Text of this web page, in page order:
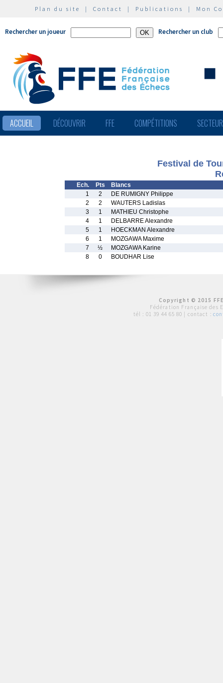
Plan du site | Contact | Publications | Mon
Rechercher un joueur Rechercher un club
ACCUEIL DÉCOUVRIR FFE COMPÉTITIONS
Festival de
Ech. Pts
Blancs
1
2
DE RUMIGNY Philippe
2
2
WAUTERS Ladislas
3
1
MATHIEU Christophe
4
1
DELBARRE Alexandre
5
1
HOECKMAN Alexandre
6
1
MOZGAWA Maxime
7
½
MOZGAWA Karine
8
0 BOUDHAR Lise
Copyright © 2015
Fédération Française des
tél : 01 39 44 65 80 | contact :